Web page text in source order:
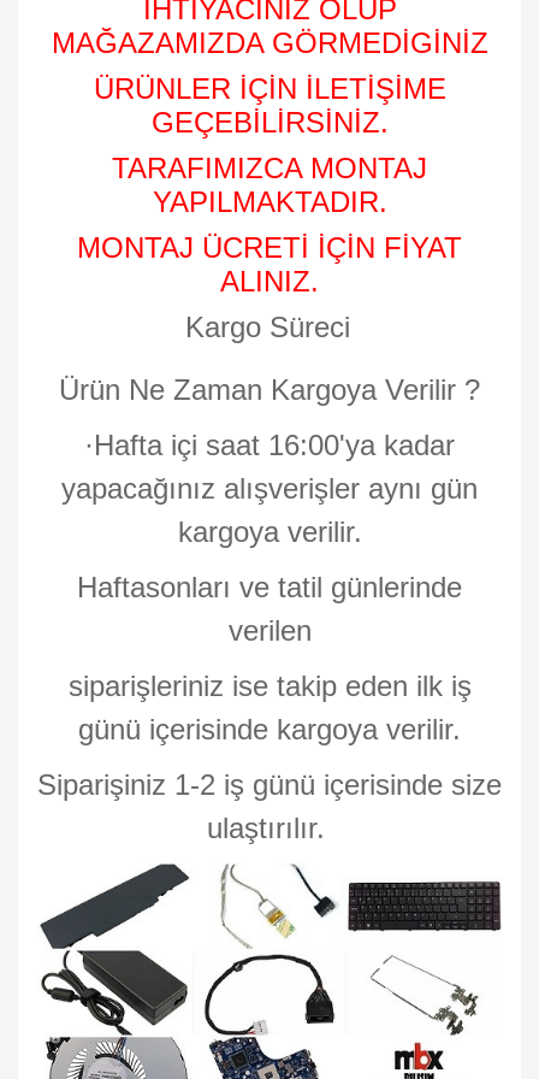
İHTİYACINIZ OLUP
MAĞAZAMIZDA GÖRMEDİGİNİZ
ÜRÜNLER İÇİN İLETİŞİME
GEÇEBİLİRSİNİZ.
TARAFIMIZCA MONTAJ
YAPILMAKTADIR.
MONTAJ ÜCRETİ İÇİN FİYAT
ALINIZ.
Kargo Süreci
Ürün Ne Zaman Kargoya Verilir ?
·Hafta içi saat 16:00'ya kadar
yapacağınız alışverişler aynı gün
kargoya verilir.
Haftasonları ve tatil günlerinde
verilen
siparişleriniz ise takip eden ilk iş
günü içerisinde kargoya verilir.
Siparişiniz 1-2 iş günü içerisinde size
ulaştırılır.